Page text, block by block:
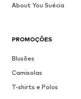
PROMOÇÕES
Blusões
Camisolas
T-shirts e Polos
About You Suécia